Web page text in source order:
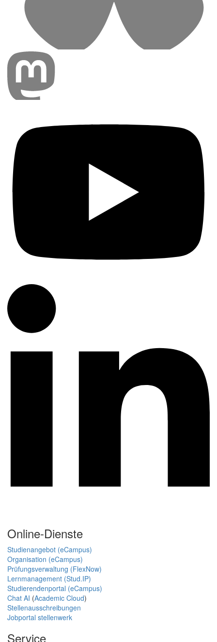
Online-Dienste
Studienangebot (eCampus)
Organisation (eCampus)
Prüfungsverwaltung (FlexNow)
Lernmanagement (Stud.IP)
Studierendenportal (eCampus)
Chat AI (Academic Cloud)
Stellenausschreibungen
Jobportal stellenwerk
Service